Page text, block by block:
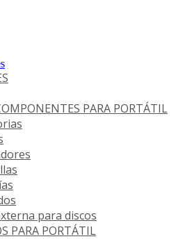
PARA PORTÁTIL
para discos
PARA PORTÁTIL